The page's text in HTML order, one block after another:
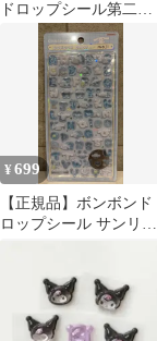
ドロップシール第二
弾 文字 セット
¥699
【正規品】ボンボンド
ロップシール サンリオ